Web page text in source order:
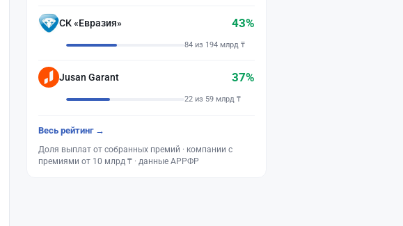
СК «Евразия» 43%
84 из 194 млрд ₸
Jusan Garant 37%
22 из 59 млрд ₸
Весь рейтинг →
Доля выплат от собранных премий · компании с
премиями от 10 млрд ₸ · данные АРРФР